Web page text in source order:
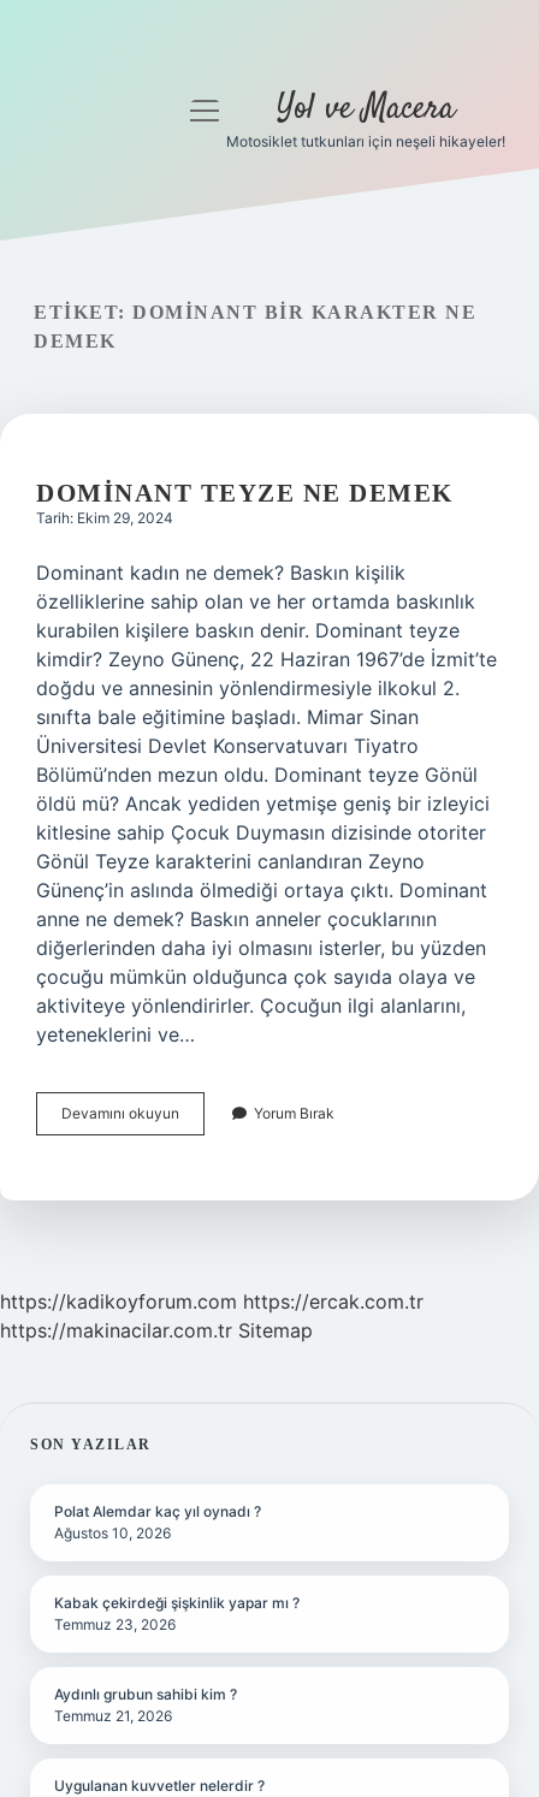
Gizlilik Politikası
Hakkımızda
menüyü
Yol ve Macera
Motosiklet tutkunları için neşeli hikayeler!
ETIKET: DOMINANT BIR KARAKTER NE
DEMEK
DOMINANT TEYZE NE DEMEK
Tarih: Ekim 29, 2024
Dominant kadın ne demek? Baskın kişilik
özelliklerine sahip olan ve her ortamda baskınlık
kurabilen kişilere baskın denir. Dominant teyze
kimdir? Zeyno Günenç, 22 Haziran 1967’de İzmit’te
doğdu ve annesinin yönlendirmesiyle ilkokul 2.
sınıfta bale eğitimine başladı. Mimar Sinan
Üniversitesi Devlet Konservatuvarı Tiyatro
Bölümü’nden mezun oldu. Dominant teyze Gönül
öldü mü? Ancak yediden yetmişe geniş bir izleyici
kitlesine sahip Çocuk Duymasın dizisinde otoriter
Gönül Teyze karakterini canlandıran Zeyno
Günenç’in aslında ölmediği ortaya çıktı. Dominant
anne ne demek? Baskın anneler çocuklarının
diğerlerinden daha iyi olmasını isterler, bu yüzden
çocuğu mümkün olduğunca çok sayıda olaya ve
aktiviteye yönlendirirler. Çocuğun ilgi alanlarını,
yeteneklerini ve…
Devamını okuyun Dominant
Teyze
Yorum Bırak
https://kadikoyforum.com https://ercak.com.tr
https://makinacilar.com.tr Sitemap
SIDEBAR
SON YAZILAR
Polat Alemdar kaç yıl oynadı ?
Ağustos 10, 2026
Kabak çekirdeği şişkinlik yapar mı ?
Temmuz 23, 2026
Aydınlı grubun sahibi kim ?
Temmuz 21, 2026
Uygulanan kuvvetler nelerdir ?